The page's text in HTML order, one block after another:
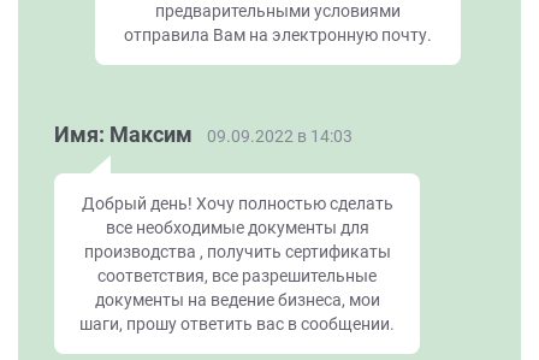
предварительными условиями
отправила Вам на электронную почту.
Имя: Максим 09.09.2022 в 14:03
Добрый день! Хочу полностью сделать
все необходимые документы для
производства , получить сертификаты
соответствия, все разрешительные
документы на ведение бизнеса, мои
шаги, прошу ответить вас в сообщении.